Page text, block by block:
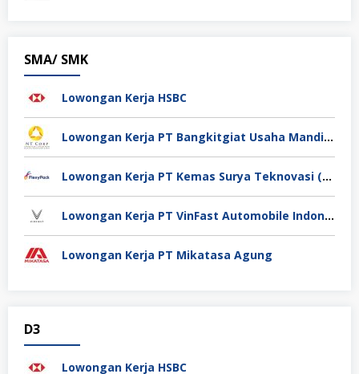
SMA/ SMK
Lowongan Kerja HSBC
Lowongan Kerja PT Bangkitgiat Usaha Mandiri (NT Corp)
Lowongan Kerja PT Kemas Surya Teknovasi (FlexyPack)
Lowongan Kerja PT VinFast Automobile Indonesia
Lowongan Kerja PT Mikatasa Agung
D3
Lowongan Kerja HSBC